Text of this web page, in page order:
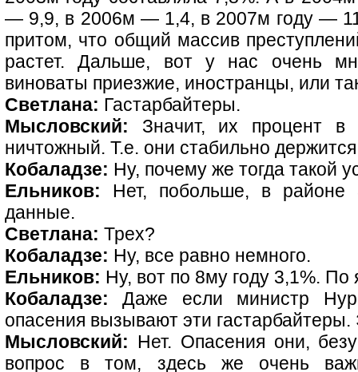
— 9,9, в 2006м — 1,4, в 2007м году —
притом, что общий массив
растет. Дальше, вот у нас очень
виноваты приезжие, иностранцы, или
Светлана: Гастарбайтеры.
Мысловский: Значит, их процент в
ничтожный. Т.е. они стабильно
Кобаладзе: Ну, почему же тогда такой
Ельников: Нет, побольше, в
данные.
Светлана: Трех?
Кобаладзе: Ну, все равно немного.
Ельников: Ну, вот по 8му году 3,1%. По
Кобаладзе: Даже если министр
опасения вызывают эти гастарбайтеры.
Мысловский: Нет. Опасения они,
вопрос в том, здесь же очень